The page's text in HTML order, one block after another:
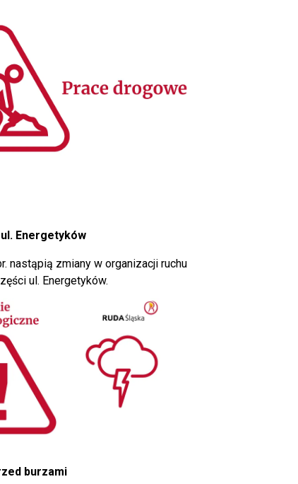
Energetyków
nastąpią zmiany w organizacji ruchu
ul. Energetyków.
burzami